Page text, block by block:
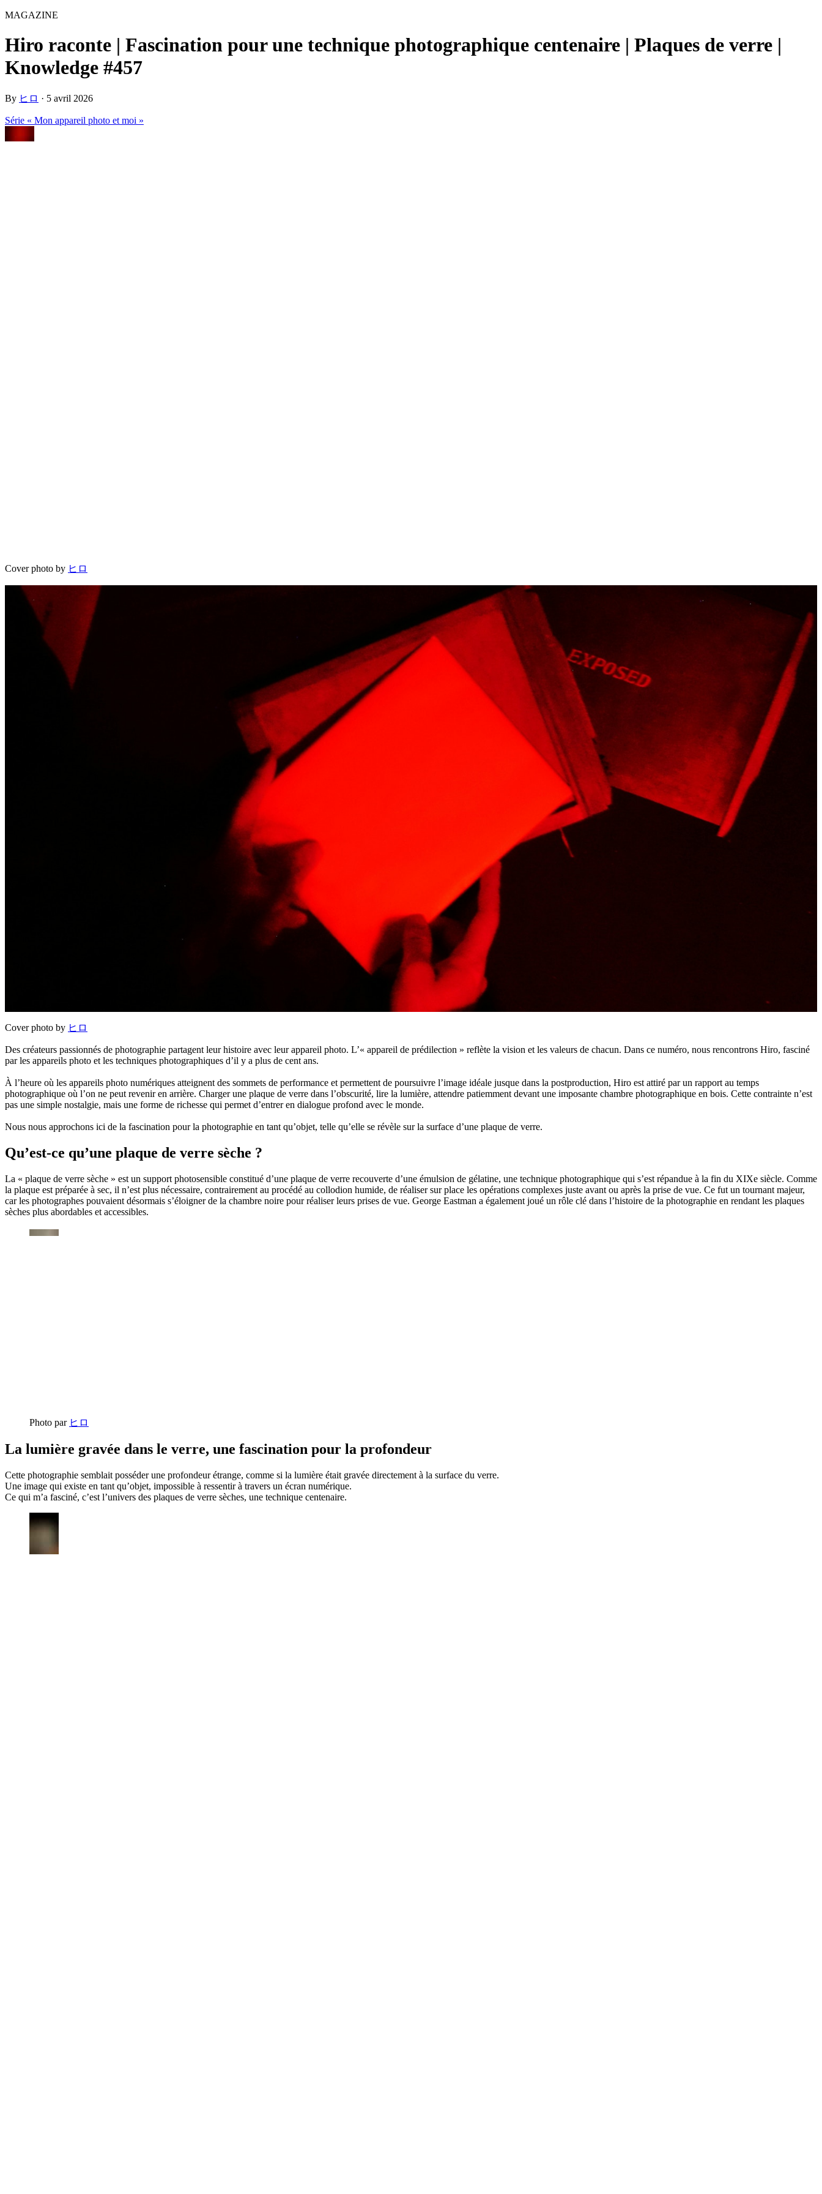
MAGAZINE
Hiro raconte | Fascination pour une technique photographique centenaire | Plaques de verre |
Knowledge #457
By ヒロ · 5 avril 2026
Série « Mon appareil photo et moi »
Cover photo by ヒロ
Cover photo by ヒロ
Des créateurs passionnés de photographie partagent leur histoire avec leur appareil photo. L’« appareil de prédilection » reflète la vision et les valeurs de chacun. Dans ce numéro, nous rencontrons Hiro, fasciné
par les appareils photo et les techniques photographiques d’il y a plus de cent ans.
À l’heure où les appareils photo numériques atteignent des sommets de performance et permettent de poursuivre l’image idéale jusque dans la postproduction, Hiro est attiré par un rapport au temps
photographique où l’on ne peut revenir en arrière. Charger une plaque de verre dans l’obscurité, lire la lumière, attendre patiemment devant une imposante chambre photographique en bois. Cette contrainte n’est
pas une simple nostalgie, mais une forme de richesse qui permet d’entrer en dialogue profond avec le monde.
Nous nous approchons ici de la fascination pour la photographie en tant qu’objet, telle qu’elle se révèle sur la surface d’une plaque de verre.
Qu’est-ce qu’une plaque de verre sèche ?
La « plaque de verre sèche » est un support photosensible constitué d’une plaque de verre recouverte d’une émulsion de gélatine, une technique photographique qui s’est répandue à la fin du XIXe siècle. Comme
la plaque est préparée à sec, il n’est plus nécessaire, contrairement au procédé au collodion humide, de réaliser sur place les opérations complexes juste avant ou après la prise de vue. Ce fut un tournant majeur,
car les photographes pouvaient désormais s’éloigner de la chambre noire pour réaliser leurs prises de vue. George Eastman a également joué un rôle clé dans l’histoire de la photographie en rendant les plaques
sèches plus abordables et accessibles.
Photo par ヒロ
La lumière gravée dans le verre, une fascination pour la profondeur
Cette photographie semblait posséder une profondeur étrange, comme si la lumière était gravée directement à la surface du verre.
Une image qui existe en tant qu’objet, impossible à ressentir à travers un écran numérique.
Ce qui m’a fasciné, c’est l’univers des plaques de verre sèches, une technique centenaire.